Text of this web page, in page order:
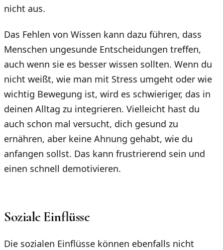
nicht aus.
Das Fehlen von Wissen kann dazu führen, dass
Menschen ungesunde Entscheidungen treffen,
auch wenn sie es besser wissen sollten. Wenn du
nicht weißt, wie man mit Stress umgeht oder wie
wichtig Bewegung ist, wird es schwieriger, das in
deinen Alltag zu integrieren. Vielleicht hast du
auch schon mal versucht, dich gesund zu
ernähren, aber keine Ahnung gehabt, wie du
anfangen sollst. Das kann frustrierend sein und
einen schnell demotivieren.
Soziale Einflüsse
Die sozialen Einflüsse können ebenfalls nicht